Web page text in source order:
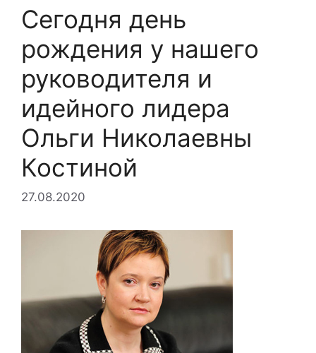
Сегодня день
рождения у нашего
руководителя и
идейного лидера
Ольги Николаевны
Костиной
27.08.2020